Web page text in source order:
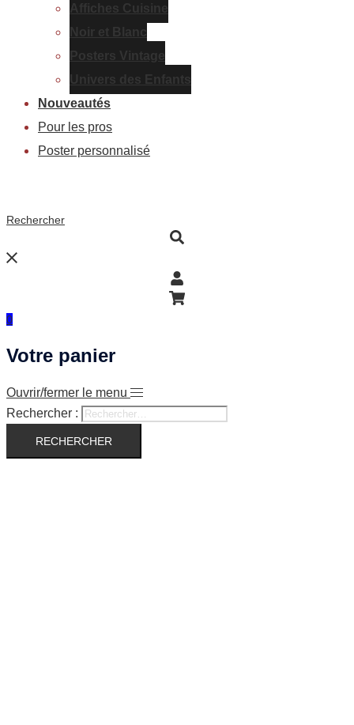
Affiches Cuisine
Noir et Blanc
Posters Vintage
Univers des Enfants
Nouveautés
Pour les pros
Poster personnalisé
Rechercher
0
Votre panier
Ouvrir/fermer le menu
Rechercher :